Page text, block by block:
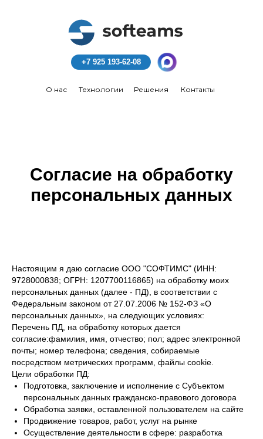
О нас Решения
Технологии Контакты
+7 925 193-62-08
Согласие на обработку
персональных данных
Настоящим я даю согласие ООО "СОФТИМС" (ИНН:
9728000838; ОГРН: 1207700116865) на обработку моих
персональных данных (далее - ПД), в соответствии с
Федеральным законом от 27.07.2006 № 152-ФЗ «О
персональных данных», на следующих условиях:
Перечень ПД, на обработку которых дается
согласие:фамилия, имя, отчество; пол; адрес электронной
почты; номер телефона; сведения, собираемые
посредством метрических программ, файлы cookie.
Цели обработки ПД:
Подготовка, заключение и исполнение с Субъектом
персональных данных гражданско-правового договора
Обработка заявки, оставленной пользователем на сайте
Продвижение товаров, работ, услуг на рынке
Осуществление деятельности в сфере: разработка